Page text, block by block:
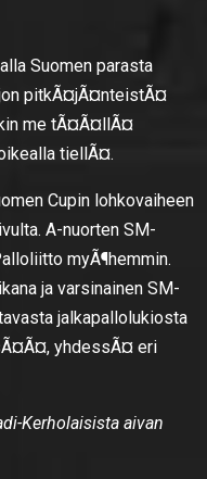
Suomen parasta
pitkÃ¤jÃ¤nteistÃ¤
me tÃ¤Ã¤llÃ¤
tiellÃ¤.
Cupin lohkovaiheen
A-nuorten SM-
myÃ¶hemmin.
ja varsinainen SM-
jalkapallolukiosta
yhdessÃ¤ eri
Kerholaisista aivan